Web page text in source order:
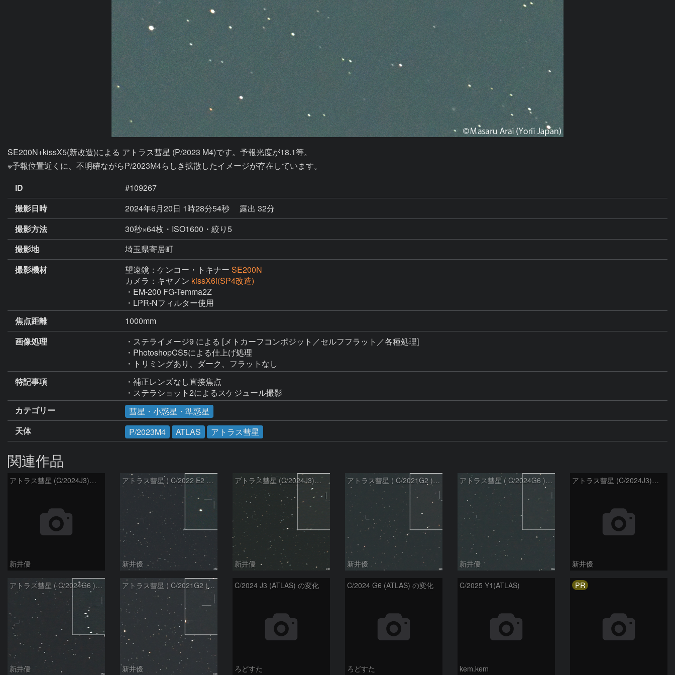
SE200N+kissX5(新改造)による アトラス彗星 (P/2023 M4)です。予報光度が18.1等。
※予報位置近くに、不明確ながらP/2023M4らしき拡散したイメージが存在しています。
ID
#109267
撮影日時
2024年6月20日 1時28分54秒
露出 32分
撮影方法
30秒×64枚・ISO1600・絞り5
撮影地
埼玉県寄居町
撮影機材
望遠鏡：ケンコー・トキナー SE200N
カメラ：キヤノン kissX6i(SP4改造)
・EM-200 FG-Temma2Z
・LPR-Nフィルター使用
焦点距離
1000mm
画像処理
・ステライメージ9 による [メトカーフコンポジット／セルフフラット／各種処理]
・PhotoshopCS5による仕上げ処理
・トリミングあり、ダーク、フラットなし
特記事項
・補正レンズなし直接焦点
・ステラショット2によるスケジュール撮影
カテゴリー
彗星・小惑星・準惑星
天体
P/2023M4 ATLAS アトラス彗星
関連作品
アトラス彗星 (C/2024J3)：2026/08/05
新井優
アトラス彗星 ( C/2022 E2 )：2026/07/27
新井優
アトラス彗星 (C/2024J3)：2026/07/26
新井優
アトラス彗星 ( C/2021G2 )：2026/07/09
新井優
アトラス彗星 ( C/2024G6 )：2026/07/09
新井優
アトラス彗星 (C/2024J3)：2026/07/09
新井優
アトラス彗星 ( C/2024G6 )：2026/07/08
新井優
アトラス彗星 ( C/2021G2 )：2026/07/08
新井優
C/2024 J3 (ATLAS) の変化
ろどすた
C/2024 G6 (ATLAS) の変化
ろどすた
C/2025 Y1(ATLAS)
kem.kem
PR